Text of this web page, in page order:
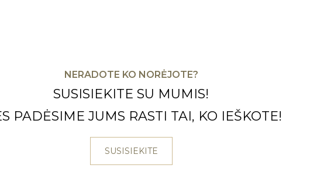
NERADOTE KO NORĖJOTE?
SUSISIEKITE SU MUMIS!
PADĖSIME JUMS RASTI TAI, KO IEŠKOTE!
SUSISIEKITE